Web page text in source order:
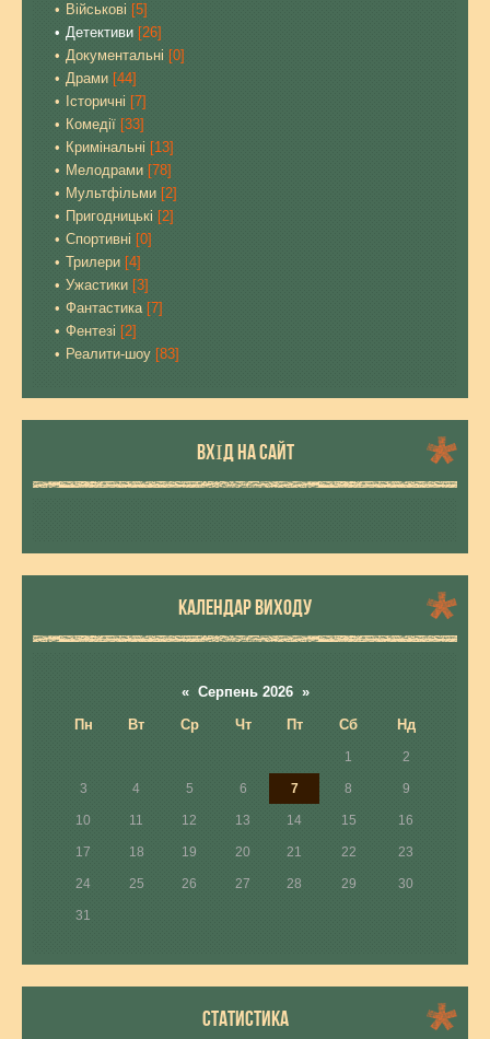
Військові [5]
Детективи [26]
Документальні [0]
Драми [44]
Історичні [7]
Комедії [33]
Кримінальні [13]
Мелодрами [78]
Мультфільми [2]
Пригодницькі [2]
Спортивні [0]
Трилери [4]
Ужастики [3]
Фантастика [7]
Фентезі [2]
Реалити-шоу [83]
ВХІД НА САЙТ
КАЛЕНДАР ВИХОДУ
« Серпень 2026 »
Пн
Вт Ср Чт Пт Сб Нд
1 2
3 4 5 6 7 8 9
10 11 12 13 14 15 16
17 18 19 20 21 22 23
24 25 26 27 28 29 30
31
СТАТИСТИКА